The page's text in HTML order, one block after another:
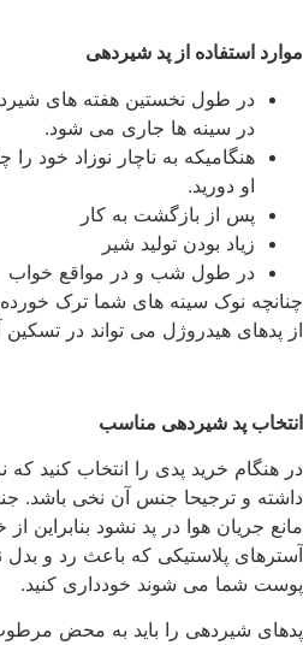
موارد استفاده از پد شیردهی
در طول نخستین هفته های
در سینه ها جاری می شود.
هنگامیکه به ناچار نوزاد خود
او دورید.
پس از بازگشت به کار
زیاد بودن تولید شیر
در طول شب و در مواقع خواب
چنانچه نوک سینه های شما ترک
از پدهای هیدروژل می تواند در تسکین
انتخاب پد شیردهی مناسب
در هنگام خرید پدی را انتخاب کنید
داشته و ترجیحا جنس آن نخی باشد.
مانع جریان هوا در پد نشود بنابراین
آسترهای پلاستیکی که باعث رد و بدل
پوست شما می شوند خودداری کنید.
پدهای شیردهی را باید به محض